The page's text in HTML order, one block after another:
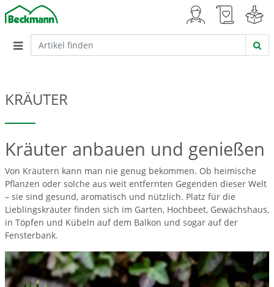
KRÄUTER
Kräuter anbauen und genießen
Von Kräutern kann man nie genug bekommen. Ob heimische
Pflanzen oder solche aus weit entfernten Gegenden dieser Welt
– sie sind gesund, aromatisch und nützlich. Platz für die
Lieblingskräuter finden sich im Garten, Hochbeet, Gewächshaus,
in Töpfen und Kübeln auf dem Balkon und sogar auf der
Fensterbank.